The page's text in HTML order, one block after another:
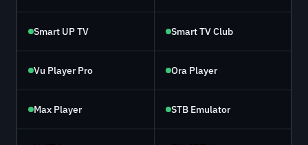
Smart UP TV Smart TV Club
Vu Player Pro Ora Player
Max Player STB Emulator